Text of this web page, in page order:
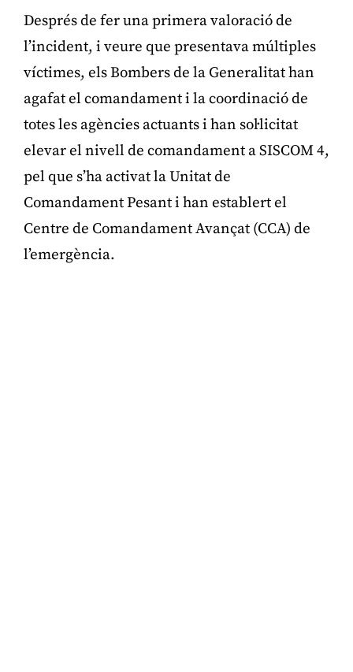
Després de fer una primera valoració de
l’incident, i veure que presentava múltiples
víctimes, els Bombers de la Generalitat han
agafat el comandament i la coordinació de
totes les agències actuants i han sol·licitat
elevar el nivell de comandament a SISCOM 4,
pel que s’ha activat la Unitat de
Comandament Pesant i han establert el
Centre de Comandament Avançat (CCA) de
l’emergència.